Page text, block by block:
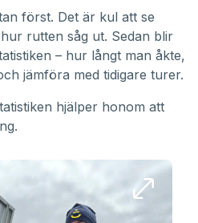
först. Det är kul att se
rutten såg ut. Sedan blir
– hur långt man åkte,
jämföra med tidigare turer.
hjälper honom att